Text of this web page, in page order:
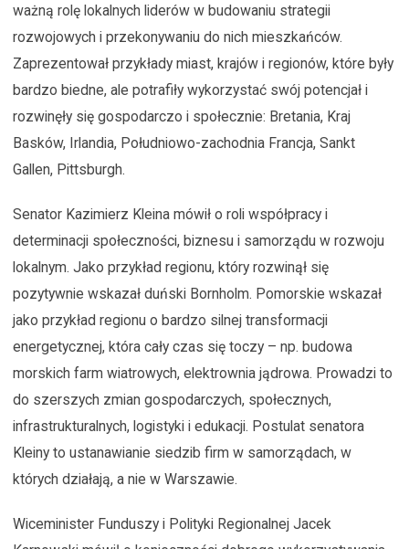
ważną rolę lokalnych liderów w budowaniu strategii
rozwojowych i przekonywaniu do nich mieszkańców.
Zaprezentował przykłady miast, krajów i regionów, które były
bardzo biedne, ale potrafiły wykorzystać swój potencjał i
rozwinęły się gospodarczo i społecznie: Bretania, Kraj
Basków, Irlandia, Południowo-zachodnia Francja, Sankt
Gallen, Pittsburgh.
Senator Kazimierz Kleina mówił o roli współpracy i
determinacji społeczności, biznesu i samorządu w rozwoju
lokalnym. Jako przykład regionu, który rozwinął się
pozytywnie wskazał duński Bornholm. Pomorskie wskazał
jako przykład regionu o bardzo silnej transformacji
energetycznej, która cały czas się toczy – np. budowa
morskich farm wiatrowych, elektrownia jądrowa. Prowadzi to
do szerszych zmian gospodarczych, społecznych,
infrastrukturalnych, logistyki i edukacji. Postulat senatora
Kleiny to ustanawianie siedzib firm w samorządach, w
których działają, a nie w Warszawie.
Wiceminister Funduszy i Polityki Regionalnej Jacek